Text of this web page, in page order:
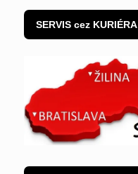
SERVIS cez KURIÉRA